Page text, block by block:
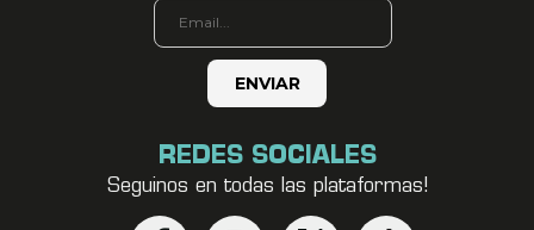
REDES SOCIALES
Seguinos en todas las plataformas!